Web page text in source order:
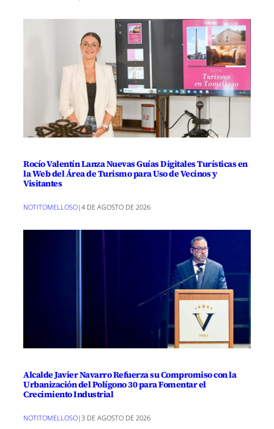
Rocío Valentín Lanza Nuevas Guías Digitales Turísticas en
la Web del Área de Turismo para Uso de Vecinos y
Visitantes
NOTITOMELLOSO|4 DE AGOSTO DE 2026
Alcalde Javier Navarro Refuerza su Compromiso con la
Urbanización del Polígono 30 para Fomentar el
Crecimiento Industrial
NOTITOMELLOSO|3 DE AGOSTO DE 2026